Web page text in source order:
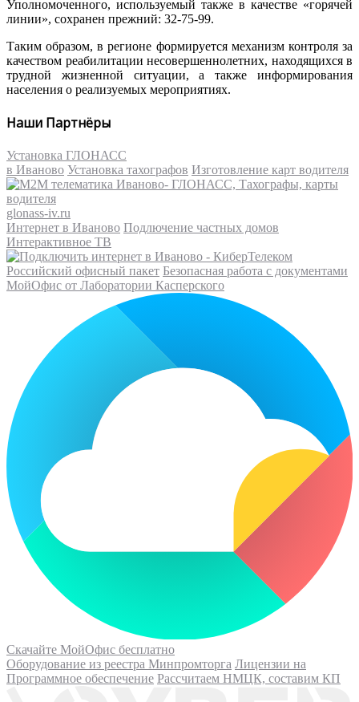
Уполномоченного, используемый также в качестве «горячей
линии», сохранен прежний: 32-75-99.
Таким образом, в регионе формируется механизм контроля за
качеством реабилитации несовершеннолетних, находящихся в
трудной жизненной ситуации, а также информирования
населения о реализуемых мероприятиях.
Наши Партнёры
Установка ГЛОНАСС
в Иваново Установка тахографов Изготовление карт водителя
glonass-iv.ru
Интернет в Иваново Подлючение частных домов
Интерактивное ТВ
Российский офисный пакет Безопасная работа с документами
МойОфис от Лаборатории Касперского
Скачайте МойОфис бесплатно
Оборудование из реестра Минпромторга Лицензии на
Программное обеспечение Рассчитаем НМЦК, составим КП